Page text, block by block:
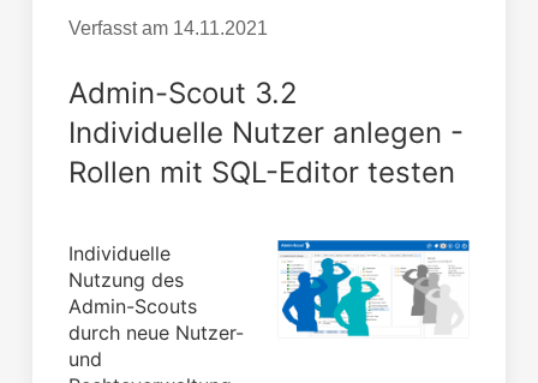
Verfasst am 14.11.2021
Admin-Scout 3.2
Individuelle Nutzer anlegen -
Rollen mit SQL-Editor testen
Individuelle
Nutzung des
Admin-Scouts
durch neue Nutzer-
und